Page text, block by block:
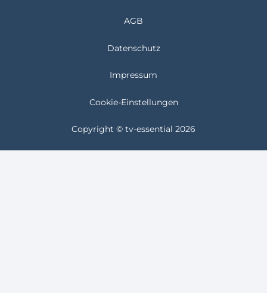
AGB
Datenschutz
Impressum
Cookie-Einstellungen
Copyright © tv-essential 2026